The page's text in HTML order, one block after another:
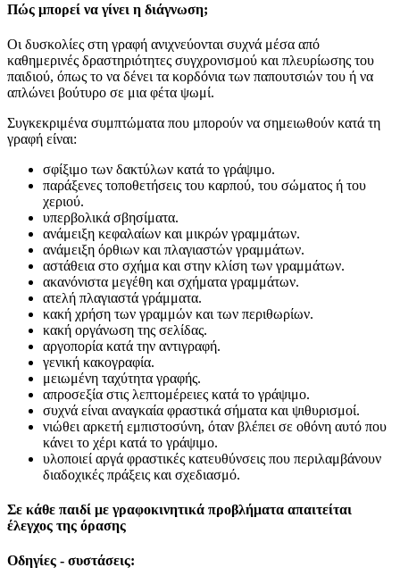
Πώς μπορεί να γίνει η διάγνωση;
Οι δυσκολίες στη γραφή ανιχνεύονται συχνά μέσα από
καθημερινές δραστηριότητες συγχρονισμού και πλευρίωσης του
παιδιού, όπως το να δένει τα κορδόνια των παπουτσιών του ή να
απλώνει βούτυρο σε μια φέτα ψωμί.
Συγκεκριμένα συμπτώματα που μπορούν να σημειωθούν κατά τη
γραφή είναι:
σφίξιμο των δακτύλων κατά το γράψιμο.
παράξενες τοποθετήσεις του καρπού, του σώματος ή του
χεριού.
υπερβολικά σβησίματα.
ανάμειξη κεφαλαίων και μικρών γραμμάτων.
ανάμειξη όρθιων και πλαγιαστών γραμμάτων.
αστάθεια στο σχήμα και στην κλίση των γραμμάτων.
ακανόνιστα μεγέθη και σχήματα γραμμάτων.
ατελή πλαγιαστά γράμματα.
κακή χρήση των γραμμών και των περιθωρίων.
κακή οργάνωση της σελίδας.
αργοπορία κατά την αντιγραφή.
γενική κακογραφία.
μειωμένη ταχύτητα γραφής.
απροσεξία στις λεπτομέρειες κατά το γράψιμο.
συχνά είναι αναγκαία φραστικά σήματα και ψιθυρισμοί.
νιώθει αρκετή εμπιστοσύνη, όταν βλέπει σε οθόνη αυτό που
κάνει το χέρι κατά το γράψιμο.
υλοποιεί αργά φραστικές κατευθύνσεις που περιλαμβάνουν
διαδοχικές πράξεις και σχεδιασμό.
Σε κάθε παιδί με γραφοκινητικά προβλήματα απαιτείται
έλεγχος της όρασης
Οδηγίες - συστάσεις: